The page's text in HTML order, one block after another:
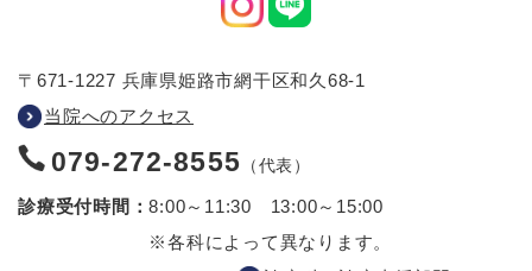
〒671-1227 兵庫県姫路市網干区和久68-1
当院へのアクセス
079-272-8555 （代表）
診療受付時間：8:00～11:30 13:00～15:00
※各科によって異なります。